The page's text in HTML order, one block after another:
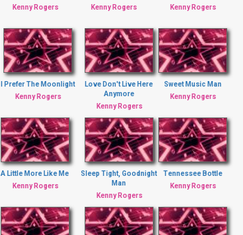
Kenny Rogers
Kenny Rogers
Kenny Rogers
I Prefer The Moonlight
Kenny Rogers
Love Don't Live Here
Anymore
Kenny Rogers
Sweet Music Man
Kenny Rogers
A Little More Like Me
Kenny Rogers
Sleep Tight, Goodnight
Man
Kenny Rogers
Tennessee Bottle
Kenny Rogers